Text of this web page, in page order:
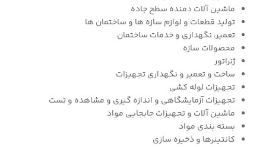
ماشین آلات دمنده سطح جاده
تولید قطعات و لوازم سازه ها و ساختمان ها
تعمیر، نگهداری و خدمات ساختمان
محصولات سازه
ژنراتور
ساخت و تعمیر و نگهداری تجهیزات
تجهیزات لوله کشی
تجهیزات آزمایشگاهی و اندازه گیری و مشاهده و تست
ماشین آلات و تجهیزات جابجایی مواد
بسته بندی مواد
کانتینرها و ذخیره سازی